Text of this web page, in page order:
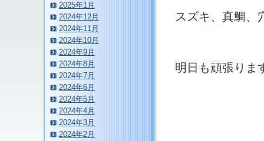
スズキ、真鯛、
明日も頑張りま
2025年1月
2024年12月
2024年11月
2024年10月
2024年9月
2024年8月
2024年7月
2024年6月
2024年5月
2024年4月
2024年3月
2024年2月